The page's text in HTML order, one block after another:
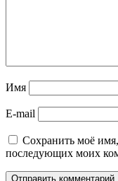
Имя
E-mail
Сохранить моё имя,
последующих моих